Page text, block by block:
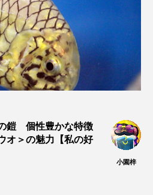
鎧 個性豊かな特徴
オ＞の魅力【私の好
小園梓